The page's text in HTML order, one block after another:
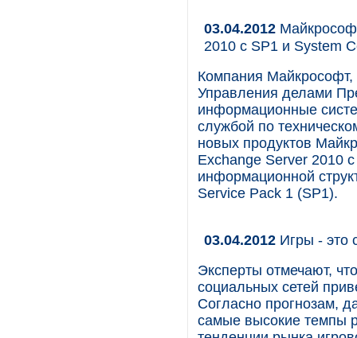
03.04.2012
2010 c SP1 и System
Компания
Управления делами
информационные
службой по
новых продуктов
Exchange Server 2010
информационной
Service Pack 1 (SP1).
03.04.2012 Игры - это
Эксперты отмечают,
социальных сетей
Согласно прогнозам,
самые высокие темпы